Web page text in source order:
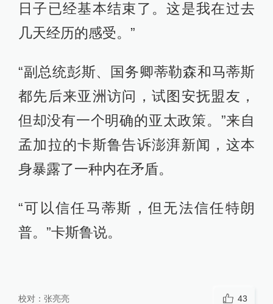
日子已经基本结束了。这是我在过去
几天经历的感受。”
“副总统彭斯、国务卿蒂勒森和马蒂斯
都先后来亚洲访问，试图安抚盟友，
但却没有一个明确的亚太政策。”来自
孟加拉的卡斯鲁告诉澎湃新闻，这本
身暴露了一种内在矛盾。
“可以信任马蒂斯，但无法信任特朗
普。”卡斯鲁说。
校对： 张亮亮 43